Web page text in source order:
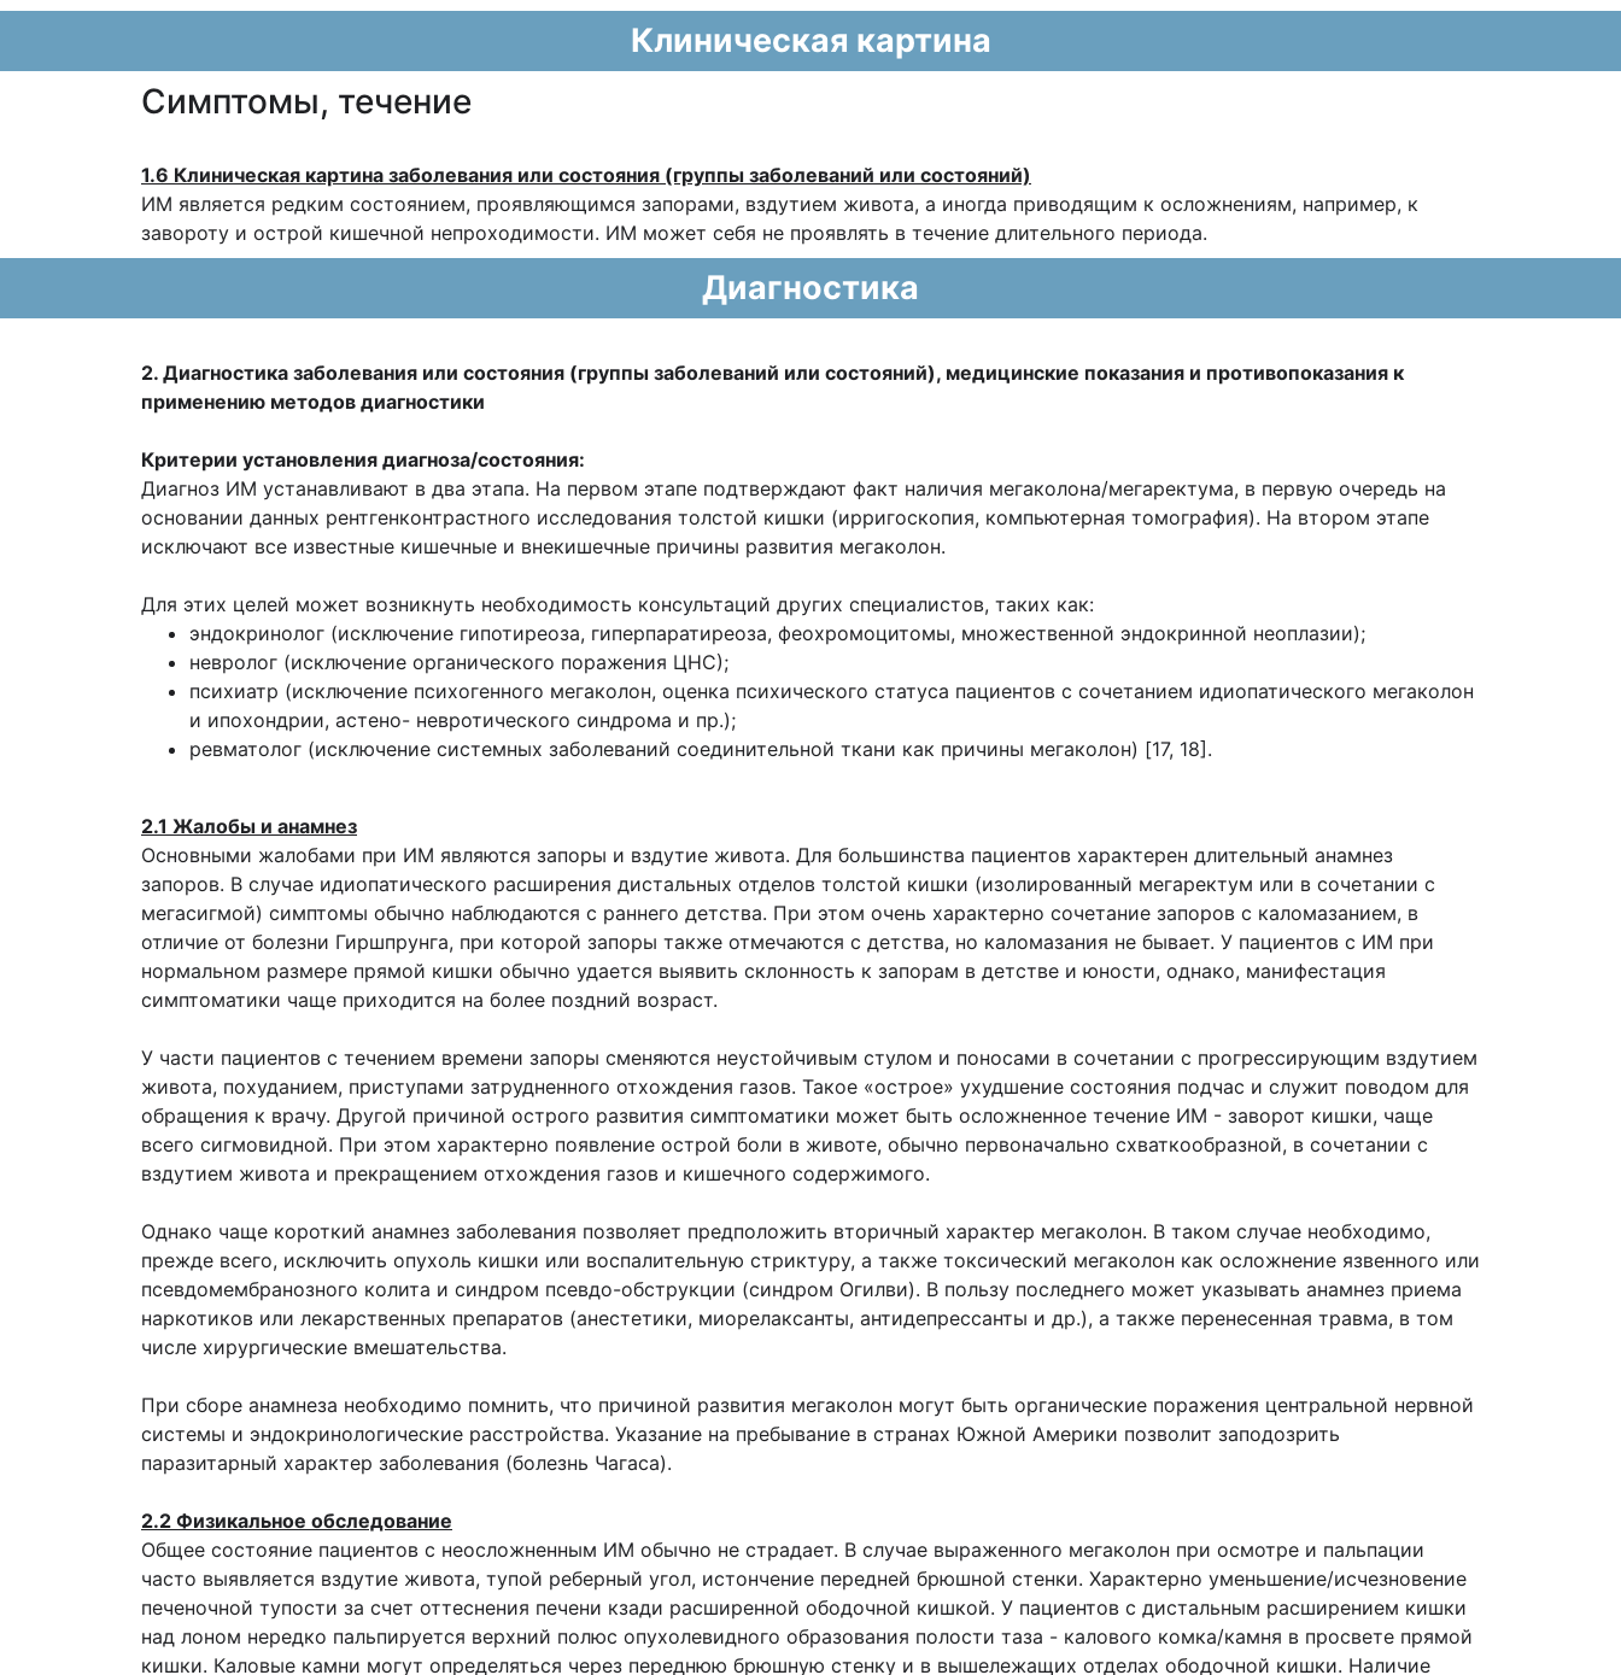
Клиническая картина
Cимптомы, течение
1.6 Клиническая картина заболевания или состояния (группы заболеваний или состояний)
ИМ является редким состоянием, проявляющимся запорами, вздутием живота, а иногда приводящим к осложнениям, например, к
завороту и острой кишечной непроходимости. ИМ может себя не проявлять в течение длительного периода.
Диагностика
2. Диагностика заболевания или состояния (группы заболеваний или состояний), медицинские показания и противопоказания к
применению методов диагностики
Критерии установления диагноза/состояния:
Диагноз ИМ устанавливают в два этапа. На первом этапе подтверждают факт наличия мегаколона/мегаректума, в первую очередь на
основании данных рентгенконтрастного исследования толстой кишки (ирригоскопия, компьютерная томография). На втором этапе
исключают все известные кишечные и внекишечные причины развития мегаколон.
Для этих целей может возникнуть необходимость консультаций других специалистов, таких как:
эндокринолог (исключение гипотиреоза, гиперпаратиреоза, феохромоцитомы, множественной эндокринной неоплазии);
невролог (исключение органического поражения ЦНС);
психиатр (исключение психогенного мегаколон, оценка психического статуса пациентов с сочетанием идиопатического мегаколон
и ипохондрии, астено- невротического синдрома и пр.);
ревматолог (исключение системных заболеваний соединительной ткани как причины мегаколон) [17, 18].
2.1 Жалобы и анамнез
Основными жалобами при ИМ являются запоры и вздутие живота. Для большинства пациентов характерен длительный анамнез
запоров. В случае идиопатического расширения дистальных отделов толстой кишки (изолированный мегаректум или в сочетании с
мегасигмой) симптомы обычно наблюдаются с раннего детства. При этом очень характерно сочетание запоров с каломазанием, в
отличие от болезни Гиршпрунга, при которой запоры также отмечаются с детства, но каломазания не бывает. У пациентов с ИМ при
нормальном размере прямой кишки обычно удается выявить склонность к запорам в детстве и юности, однако, манифестация
симптоматики чаще приходится на более поздний возраст.
У части пациентов с течением времени запоры сменяются неустойчивым стулом и поносами в сочетании с прогрессирующим вздутием
живота, похуданием, приступами затрудненного отхождения газов. Такое «острое» ухудшение состояния подчас и служит поводом для
обращения к врачу. Другой причиной острого развития симптоматики может быть осложненное течение ИМ - заворот кишки, чаще
всего сигмовидной. При этом характерно появление острой боли в животе, обычно первоначально схваткообразной, в сочетании с
вздутием живота и прекращением отхождения газов и кишечного содержимого.
Однако чаще короткий анамнез заболевания позволяет предположить вторичный характер мегаколон. В таком случае необходимо,
прежде всего, исключить опухоль кишки или воспалительную стриктуру, а также токсический мегаколон как осложнение язвенного или
псевдомембранозного колита и синдром псевдо-обструкции (синдром Огилви). В пользу последнего может указывать анамнез приема
наркотиков или лекарственных препаратов (анестетики, миорелаксанты, антидепрессанты и др.), а также перенесенная травма, в том
числе хирургические вмешательства.
При сборе анамнеза необходимо помнить, что причиной развития мегаколон могут быть органические поражения центральной нервной
системы и эндокринологические расстройства. Указание на пребывание в странах Южной Америки позволит заподозрить
паразитарный характер заболевания (болезнь Чагаса).
2.2 Физикальное обследование
Общее состояние пациентов с неосложненным ИМ обычно не страдает. В случае выраженного мегаколон при осмотре и пальпации
часто выявляется вздутие живота, тупой реберный угол, истончение передней брюшной стенки. Характерно уменьшение/исчезновение
печеночной тупости за счет оттеснения печени кзади расширенной ободочной кишкой. У пациентов с дистальным расширением кишки
над лоном нередко пальпируется верхний полюс опухолевидного образования полости таза - калового комка/камня в просвете прямой
кишки. Каловые камни могут определяться через переднюю брюшную стенку и в вышележащих отделах ободочной кишки. Наличие